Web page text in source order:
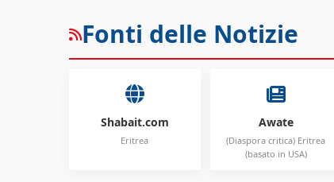
Fonti delle Notizie
Shabait.com
Eritrea
Awate
(Diaspora critica) Eritrea
(basato in USA)